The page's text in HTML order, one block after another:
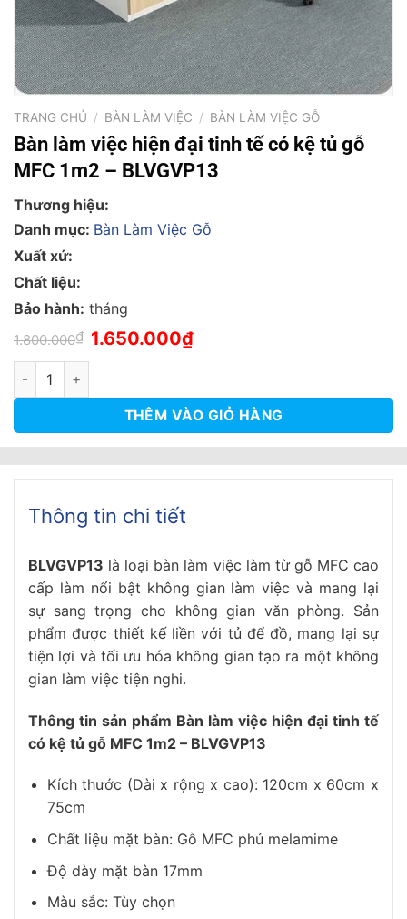
TRANG CHỦ / BÀN LÀM VIỆC / BÀN LÀM VIỆC GỖ
Bàn làm việc hiện đại tinh tế có kệ tủ gỗ
MFC 1m2 – BLVGVP13
Thương hiệu:
Danh mục: Bàn Làm Việc Gỗ
Xuất xứ:
Chất liệu:
Bảo hành: tháng
1.800.000₫ Giá
gốc
1.650.000₫Giá
hiện
Bàn làm việc hiện đại tinh tế có kệ tủ gỗ MFC 1m2 -
THÊM VÀO GIỎ HÀNG
Thông tin chi tiết
BLVGVP13 là loại bàn làm việc làm từ gỗ MFC cao
cấp làm nổi bật không gian làm việc và mang lại
sự sang trọng cho không gian văn phòng. Sản
phẩm được thiết kế liền với tủ để đồ, mang lại sự
tiện lợi và tối ưu hóa không gian tạo ra một không
gian làm việc tiện nghi.
Thông tin sản phẩm Bàn làm việc hiện đại tinh tế
có kệ tủ gỗ MFC 1m2 – BLVGVP13
Kích thước (Dài x rộng x cao): 120cm x 60cm x
75cm
Chất liệu mặt bàn: Gỗ MFC phủ melamime
Độ dày mặt bàn 17mm
Màu sắc: Tùy chọn